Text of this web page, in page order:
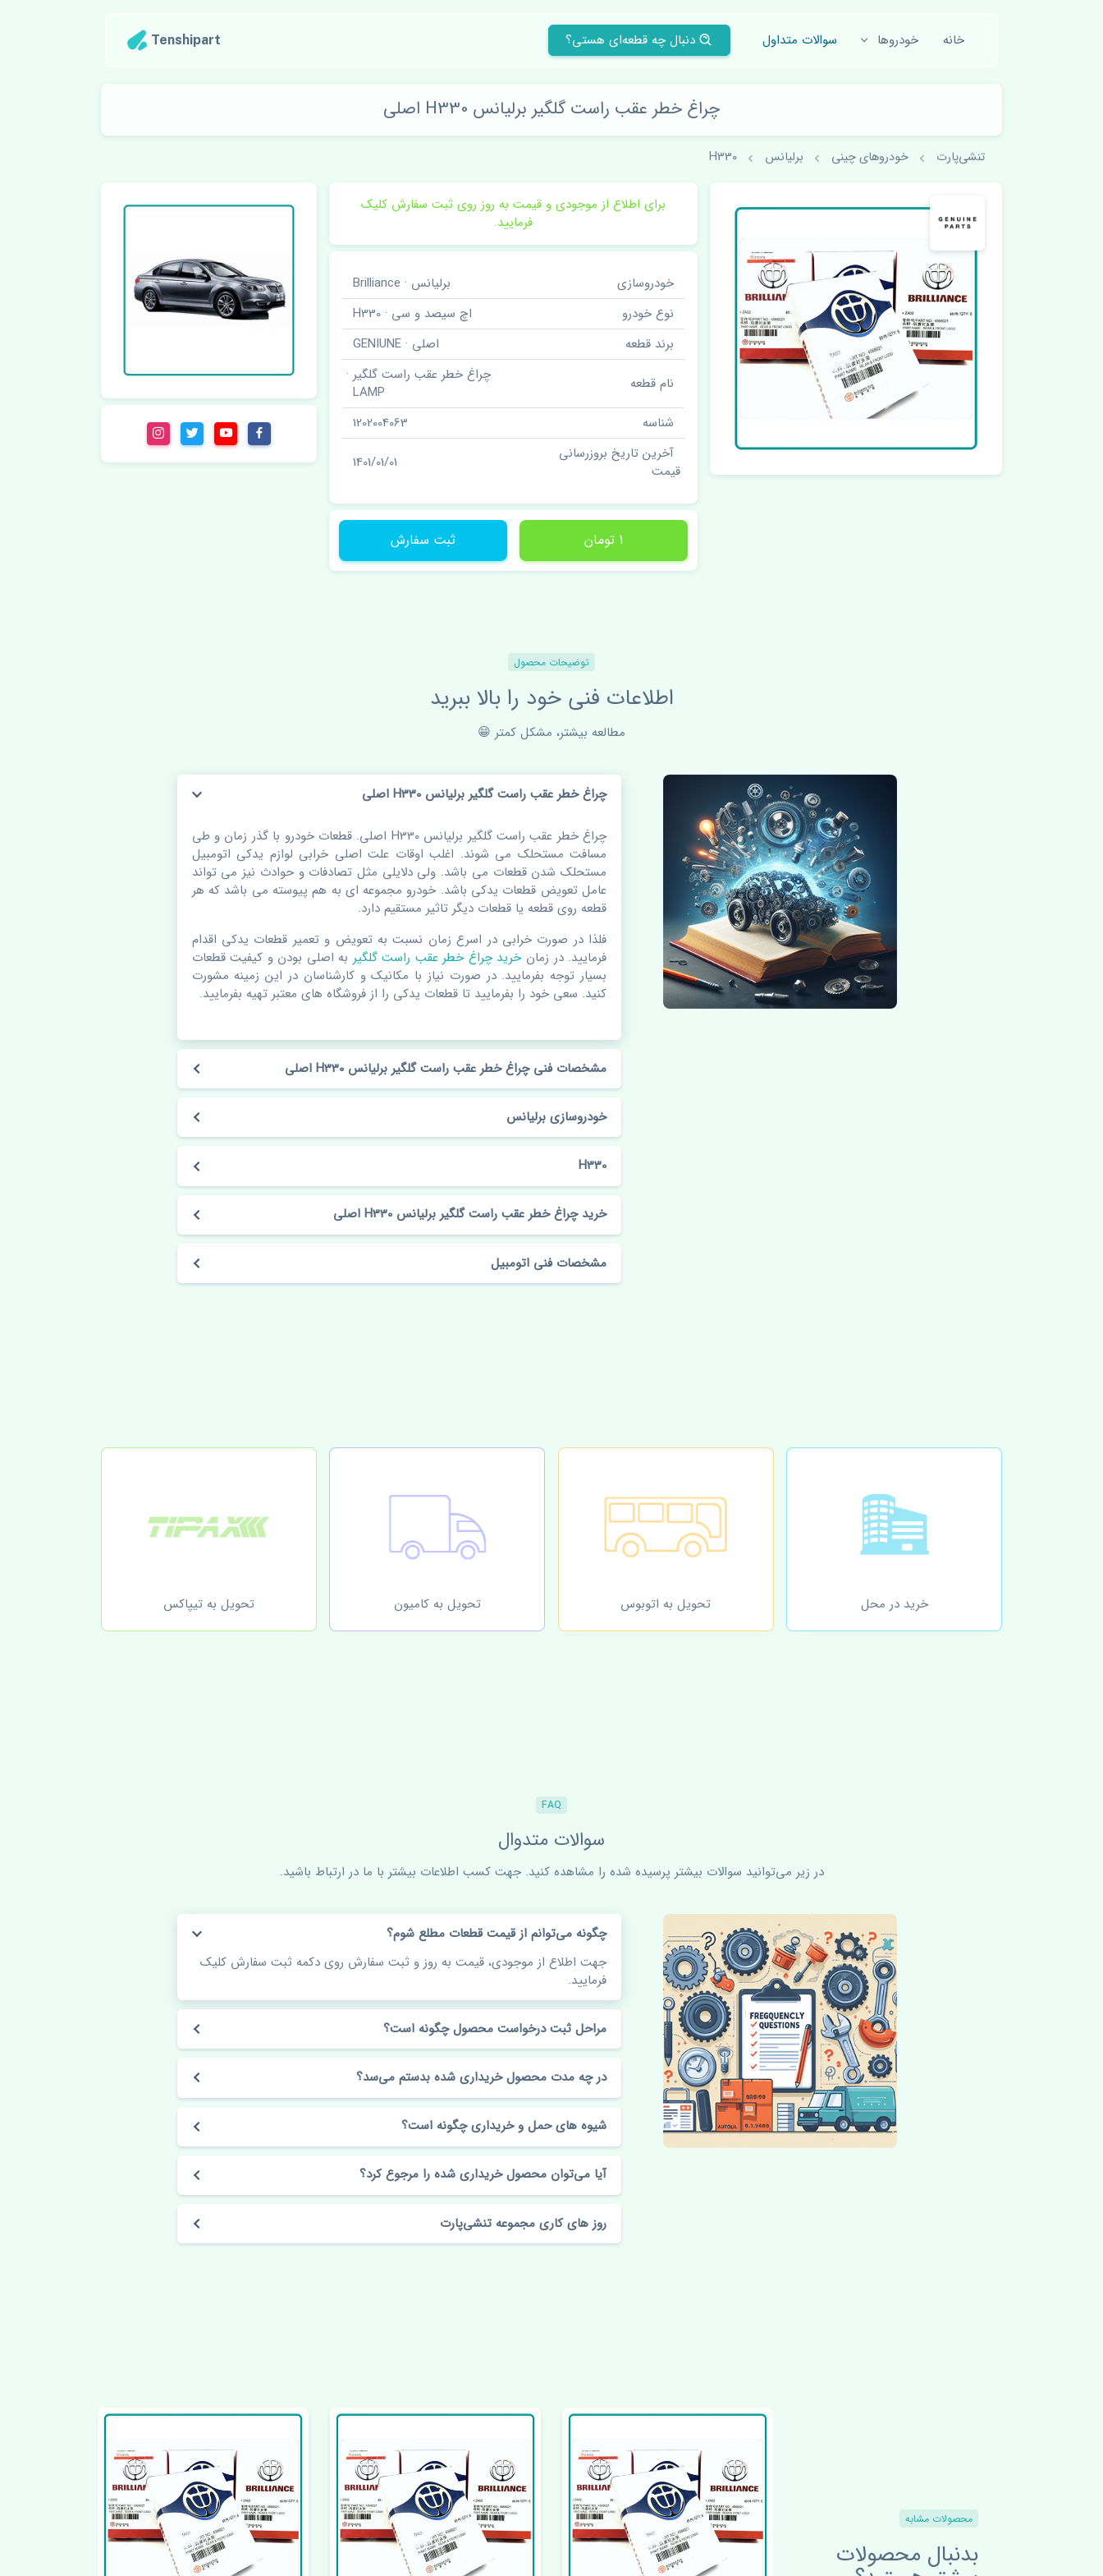
خانه خودروها سوالات متداول دنبال چه قطعه‌ای هستی؟ Tenshipart
چراغ خطر عقب راست گلگیر برلیانس H330 اصلی
تنشی‌پارت خودروهای چینی برلیانس H330
برای اطلاع از موجودی و قیمت به روز روی ثبت سفارش کلیک
فرمایید.
خودروسازی
برلیانس · Brilliance
نوع خودرو
اچ سیصد و سی · H330
برند قطعه
اصلی · GENIUNE
نام قطعه
چراغ خطر عقب راست گلگیر ·
LAMP
شناسه
1202004063
آخرین تاریخ بروزرسانی
قیمت
1401/01/01
1 تومان ثبت سفارش
توضیحات محصول
اطلاعات فنی خود را بالا ببرید
مطالعه بیشتر، مشکل کمتر 😁
چراغ خطر عقب راست گلگیر برلیانس H330 اصلی
چراغ خطر عقب راست گلگیر برلیانس H330 اصلی. قطعات خودرو با گذر زمان و طی
مسافت مستحلک می شوند. اغلب اوقات علت اصلی خرابی لوازم یدکی اتومبیل
مستحلک شدن قطعات می باشد. ولی دلایلی مثل تصادفات و حوادث نیز می تواند
عامل تعویض قطعات یدکی باشد. خودرو مجموعه ای به هم پیوسته می باشد که هر
قطعه روی قطعه یا قطعات دیگر تاثیر مستقیم دارد.
فلذا در صورت خرابی در اسرع زمان نسبت به تعویض و تعمیر قطعات یدکی اقدام
فرمایید. در زمان خرید چراغ خطر عقب راست گلگیر به اصلی بودن و کیفیت قطعات
بسیار توجه بفرمایید. در صورت نیاز با مکانیک و کارشناسان در این زمینه مشورت
کنید. سعی خود را بفرمایید تا قطعات یدکی را از فروشگاه های معتبر تهیه بفرمایید.
مشخصات فنی چراغ خطر عقب راست گلگیر برلیانس H330 اصلی
خودروسازی برلیانس
H330
خرید چراغ خطر عقب راست گلگیر برلیانس H330 اصلی
مشخصات فنی اتومبیل
خرید در محل تحویل به اتوبوس تحویل به کامیون تحویل به تیپاکس
FAQ
سوالات متدوال
در زیر می‌توانید سوالات بیشتر پرسیده شده را مشاهده کنید. جهت کسب اطلاعات بیشتر با ما در ارتباط باشید.
چگونه می‌توانم از قیمت قطعات مطلع شوم؟
جهت اطلاع از موجودی، قیمت به روز و ثبت سفارش روی دکمه ثبت سفارش کلیک
فرمایید.
مراحل ثبت درخواست محصول چگونه است؟
در چه مدت محصول خریداری شده بدستم می‌سد؟
شیوه های حمل و خریداری چگونه است؟
آیا می‌توان محصول خریداری شده را مرجوع کرد؟
روز های کاری مجموعه تنشی‌پارت
محصولات مشابه
بدنبال محصولات